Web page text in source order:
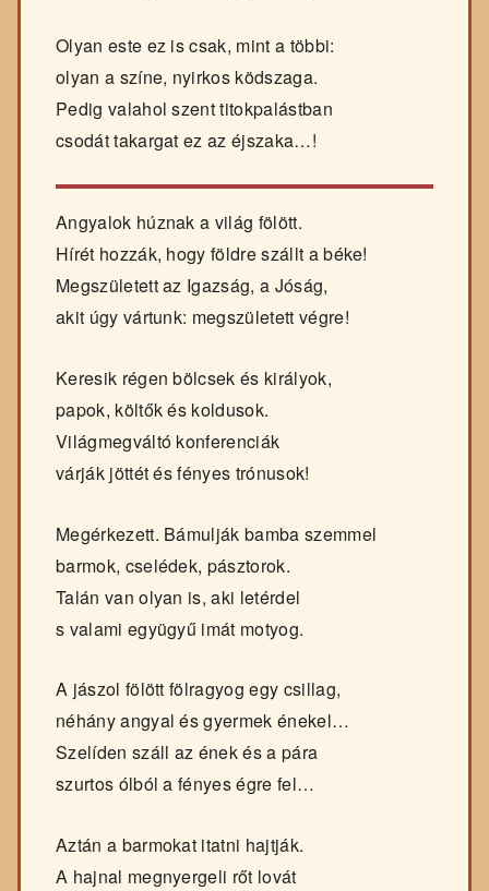
Olyan este ez is csak, mint a többi:
olyan a színe, nyirkos ködszaga.
Pedig valahol szent titokpalástban
csodát takargat ez az éjszaka…!
Angyalok húznak a világ fölött.
Hírét hozzák, hogy földre szállt a béke!
Megszületett az Igazság, a Jóság,
akit úgy vártunk: megszületett végre!
Keresik régen bölcsek és királyok,
papok, költők és koldusok.
Világmegváltó konferenciák
várják jöttét és fényes trónusok!
Megérkezett. Bámulják bamba szemmel
barmok, cselédek, pásztorok.
Talán van olyan is, aki letérdel
s valami együgyű imát motyog.
A jászol fölött fölragyog egy csillag,
néhány angyal és gyermek énekel…
Szelíden száll az ének és a pára
szurtos ólból a fényes égre fel…
Aztán a barmokat itatni hajtják.
A hajnal megnyergeli rőt lovát